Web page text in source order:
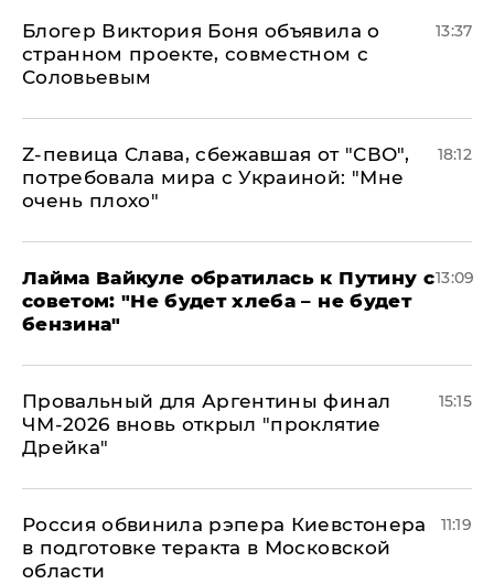
Блогер Виктория Боня объявила о
странном проекте, совместном с
Соловьевым
13:37
Z-певица Слава, сбежавшая от "СВО",
потребовала мира с Украиной: "Мне
очень плохо"
18:12
Лайма Вайкуле обратилась к Путину с
советом: "Не будет хлеба – не будет
бензина"
13:09
Провальный для Аргентины финал
ЧМ-2026 вновь открыл "проклятие
Дрейка"
15:15
Россия обвинила рэпера Киевстонера
в подготовке теракта в Московской
области
11:19